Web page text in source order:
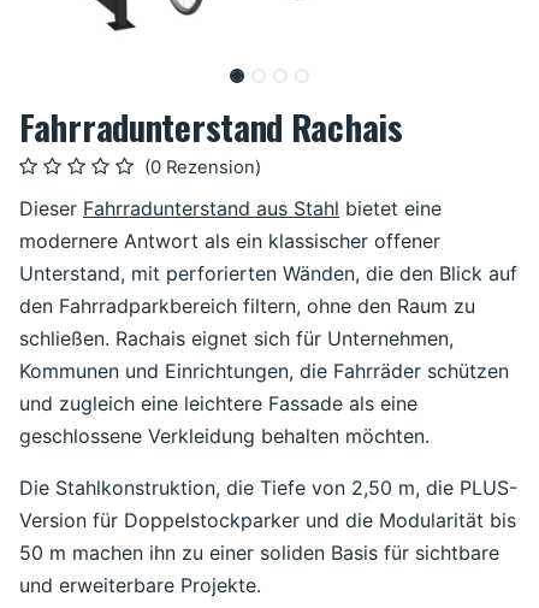
Fahrradunterstand Rachais
(0 Rezension)
Dieser Fahrradunterstand aus Stahl bietet eine
modernere Antwort als ein klassischer offener
Unterstand, mit perforierten Wänden, die den Blick auf
den Fahrradparkbereich filtern, ohne den Raum zu
schließen. Rachais eignet sich für Unternehmen,
Kommunen und Einrichtungen, die Fahrräder schützen
und zugleich eine leichtere Fassade als eine
geschlossene Verkleidung behalten möchten.
Die Stahlkonstruktion, die Tiefe von 2,50 m, die PLUS-
Version für Doppelstockparker und die Modularität bis
50 m machen ihn zu einer soliden Basis für sichtbare
und erweiterbare Projekte.